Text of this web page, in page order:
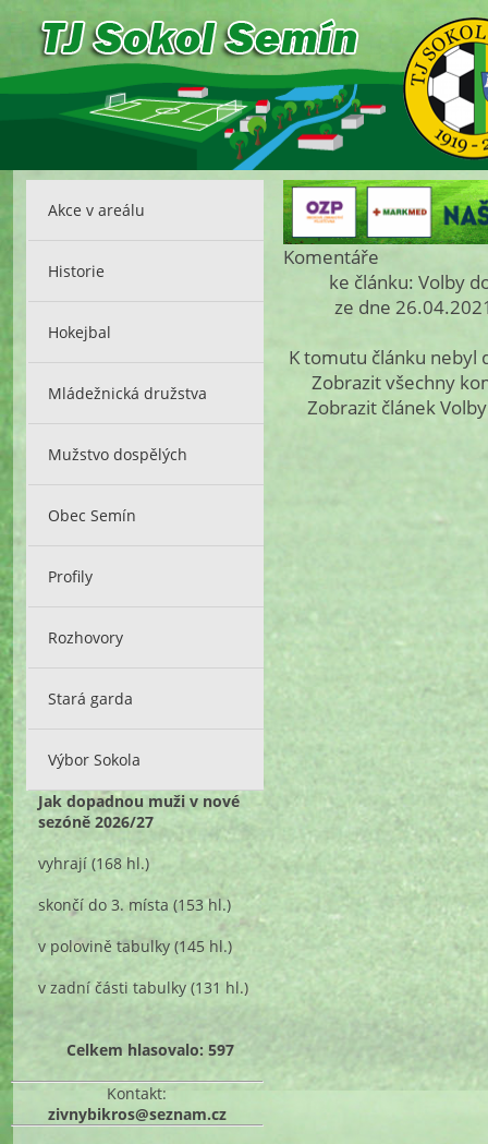
Akce v areálu
Historie
Hokejbal
Mládežnická družstva
Mužstvo dospělých
Obec Semín
Profily
Rozhovory
Stará garda
Výbor Sokola
Jak dopadnou muži v nové
sezóně 2026/27
vyhrají (168 hl.)
skončí do 3. místa (153 hl.)
v polovině tabulky (145 hl.)
v zadní části tabulky (131 hl.)
Celkem hlasovalo: 597
Kontakt:
zivnybikros@seznam.cz
Komentáře
ke článku: Volby
ze dne
K tomutu článku nebyl
Zobrazit všechny
Zobrazit článek